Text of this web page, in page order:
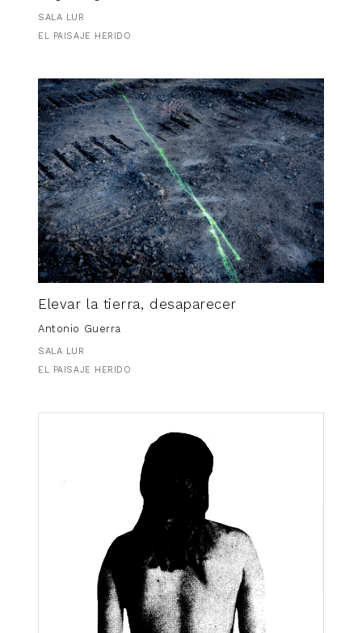
SALA LUR
EL PAISAJE HERIDO
Elevar la tierra, desaparecer
Antonio Guerra
SALA LUR
EL PAISAJE HERIDO